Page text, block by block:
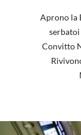
Aprono la
serbatoi
Convitto